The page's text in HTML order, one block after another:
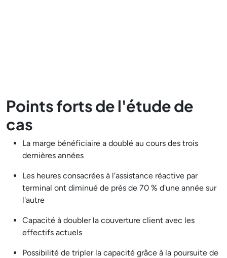
Points forts de l'étude de
cas
La marge bénéficiaire a doublé au cours des trois
dernières années
Les heures consacrées à l'assistance réactive par
terminal ont diminué de près de 70 % d'une année sur
l'autre
Capacité à doubler la couverture client avec les
effectifs actuels
Possibilité de tripler la capacité grâce à la poursuite de